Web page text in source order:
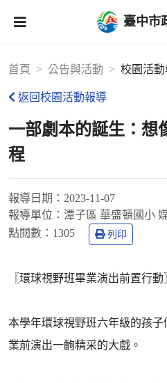
臺中市
首頁 公告與活動 校園活
返回校園活動報導
一部劇本的誕生：想
程
報導日期： 2023-11-07
報導單位： 潭子區 華盛頓國小
點閱數： 1305 列印
〖環球視野班畢業演出前置行動
本學年環球視野班六年級的孩
業前演出一齣精采的大戲。